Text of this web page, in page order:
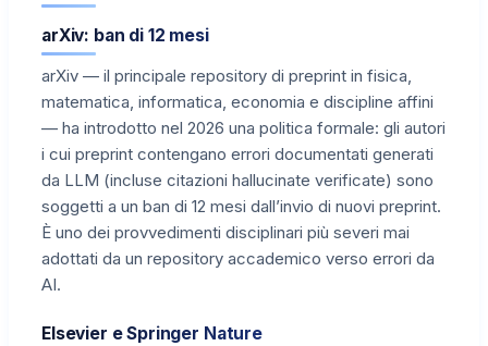
arXiv: ban di 12 mesi
arXiv — il principale repository di preprint in fisica,
matematica, informatica, economia e discipline affini
— ha introdotto nel 2026 una politica formale: gli autori
i cui preprint contengano errori documentati generati
da LLM (incluse citazioni hallucinate verificate) sono
soggetti a un ban di 12 mesi dall’invio di nuovi preprint.
È uno dei provvedimenti disciplinari più severi mai
adottati da un repository accademico verso errori da
AI.
Elsevier e Springer Nature